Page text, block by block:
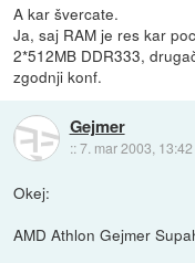
A kar švercate.
Ja, saj RAM je res kar
2*512MB DDR333,
zgodnji konf.
Gejmer
::7. mar 2003, 13:42
Okej:
AMD Athlon Gejmer